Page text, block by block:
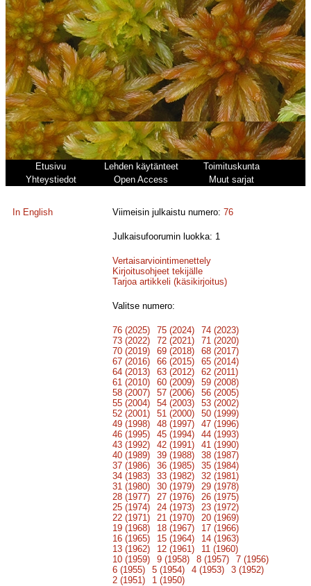
Etusivu Lehden käytänteet
Toimituskunta
Yhteystiedot
Open Access Muut sarjat
In English Viimeisin julkaistu numero:76
Julkaisufoorumin luokka: 1
Vertaisarviointimenettely
Kirjoitusohjeet tekijälle
Tarjoa artikkeli (käsikirjoitus)
Valitse numero:
76 (2025) 75 (2024)
74 (2023)
73 (2022)
72 (2021)
71 (2020)
70 (2019)
69 (2018)
68 (2017)
67 (2016)
66 (2015)
65 (2014)
64 (2013)
63 (2012)
62 (2011)
61 (2010)
60 (2009)
59 (2008)
58 (2007)
57 (2006)
56 (2005)
55 (2004)
54 (2003)
53 (2002)
52 (2001)
51 (2000)
50 (1999)
49 (1998)
48 (1997)
47 (1996)
46 (1995)
45 (1994)
44 (1993)
43 (1992)
42 (1991)
41 (1990)
40 (1989)
39 (1988)
38 (1987)
37 (1986)
36 (1985)
35 (1984)
34 (1983)
33 (1982)
32 (1981)
31 (1980)
30 (1979)
29 (1978)
28 (1977)
27 (1976)
26 (1975)
25 (1974)
24 (1973)
23 (1972)
22 (1971)
21 (1970)
20 (1969)
19 (1968)
18 (1967)
17 (1966)
16 (1965)
15 (1964)
14 (1963)
13 (1962)
12 (1961)
11 (1960)
10 (1959)
9 (1958) 8 (1957)
7 (1956)
6 (1955)
5 (1954) 4 (1953)
3 (1952)
2 (1951)
1 (1950)